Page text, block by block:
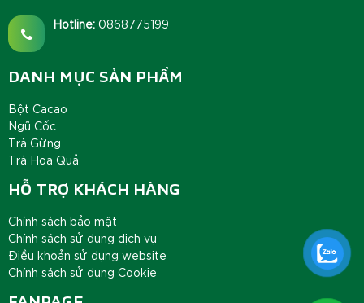
Hotline: 0868775199
DANH MỤC SẢN PHẨM
Bột Cacao
Ngũ Cốc
Trà Gừng
Trà Hoa Quả
HỖ TRỢ KHÁCH HÀNG
Chính sách bảo mật
Chính sách sử dụng dịch vụ
Điều khoản sử dụng website
Chính sách sử dụng Cookie